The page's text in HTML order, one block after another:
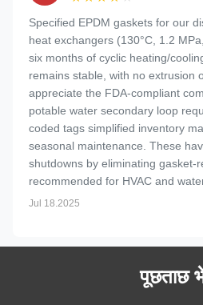
Specified EPDM gaskets for our
heat exchangers (130°C, 1.2
six months of cyclic heating/
remains stable, with no extrusion
appreciate the FDA-compliant
potable water secondary loop
coded tags simplified inventory
seasonal maintenance. These
shutdowns by eliminating
recommended for HVAC and
Jul 18.2025
पूछताछ